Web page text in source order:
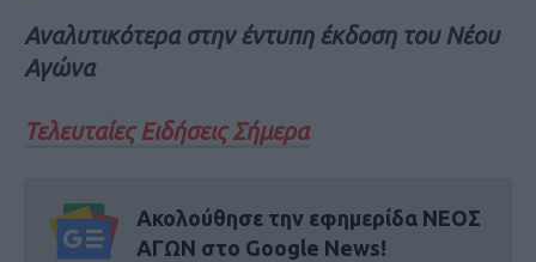
Αναλυτικότερα στην έντυπη έκδοση του Νέου
Αγώνα
Τελευταίες Ειδήσεις Σήμερα
Ακολούθησε την εφημερίδα ΝΕΟΣ
ΑΓΩΝ στο Google News!